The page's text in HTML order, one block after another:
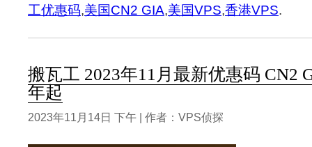
工优惠码,美国CN2 GIA,美国VPS,香港VPS.
搬瓦工 2023年11月最新优惠码 CN2
年起
2023年11月14日 下午 | 作者：VPS侦探